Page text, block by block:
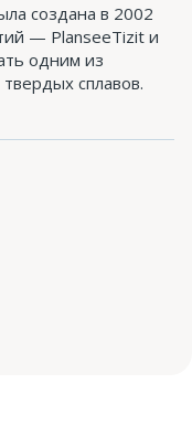
создана в 2002
— PlanseeTizit и
одним из
сплавов.